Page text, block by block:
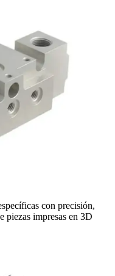
con precisión,
piezas impresas en 3D